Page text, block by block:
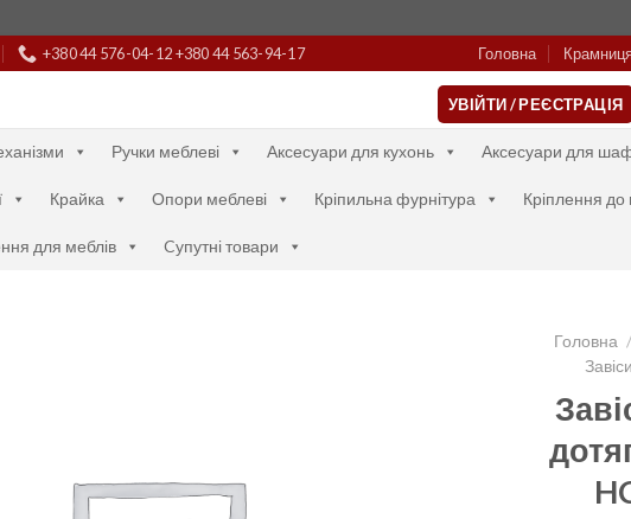
+380 44 576-04-12 +380 44 563-94-17 Головна
УВІЙТИ / РЕЄСТРАЦІЯ
Ручки меблеві Аксесуари для кухонь Аксесуари для
Крайка Опори меблеві Кріпильна фурнітура Кріплення до
для меблів Cупутні товари
Головна /